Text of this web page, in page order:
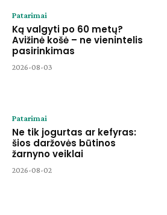
Patarimai
Ką valgyti po 60 metų?
Avižinė košė – ne vienintelis
pasirinkimas
2026-08-03
Patarimai
Ne tik jogurtas ar kefyras:
šios daržovės būtinos
žarnyno veiklai
2026-08-02